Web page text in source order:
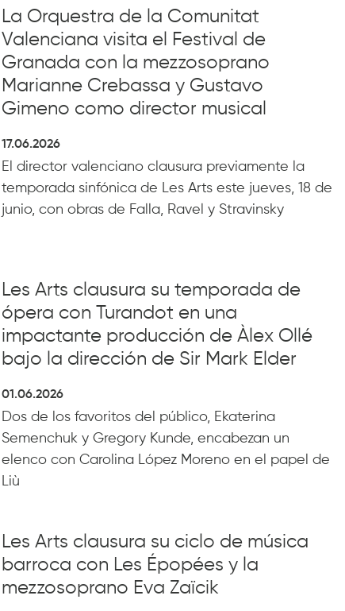
La Orquestra de la Comunitat
Valenciana visita el Festival de
Granada con la mezzosoprano
Marianne Crebassa y Gustavo
Gimeno como director musical
17.06.2026
El director valenciano clausura previamente la
temporada sinfónica de Les Arts este jueves, 18 de
junio, con obras de Falla, Ravel y Stravinsky
Les Arts clausura su temporada de
ópera con Turandot en una
impactante producción de Àlex Ollé
bajo la dirección de Sir Mark Elder
01.06.2026
Dos de los favoritos del público, Ekaterina
Semenchuk y Gregory Kunde, encabezan un
elenco con Carolina López Moreno en el papel de
Liù
Les Arts clausura su ciclo de música
barroca con Les Épopées y la
mezzosoprano Eva Zaïcik